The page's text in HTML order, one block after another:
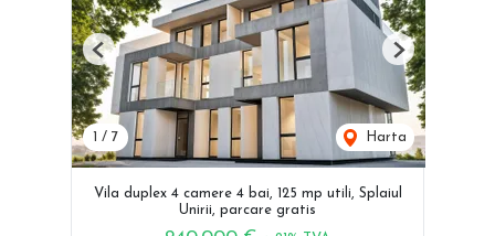
1 / 7 Harta
Previous Next
Vila duplex 4 camere 4 bai, 125 mp utili, Splaiul
Unirii, parcare gratis